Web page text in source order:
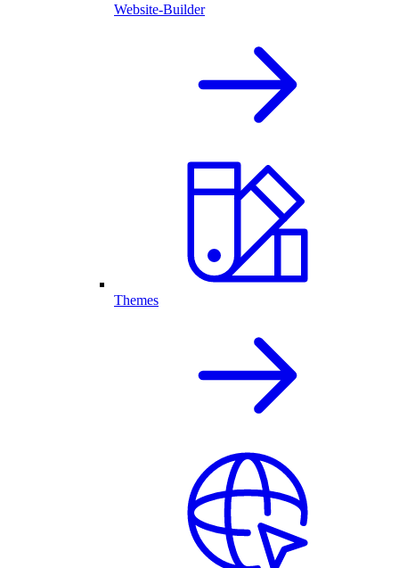
Website-Builder
Themes